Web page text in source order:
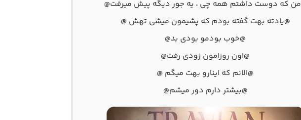
که دوست داشتم همه چی ، یه جور دیگه پیش میرفت@
@یادته بهت گفته بودم که پشیمون میشی تهش @
@خوب بودمو بودی بد@
@اون روزامون زودی رفت@
@الانم که اینارو بهت میگم @
@بیشتر دارم دور میشم@